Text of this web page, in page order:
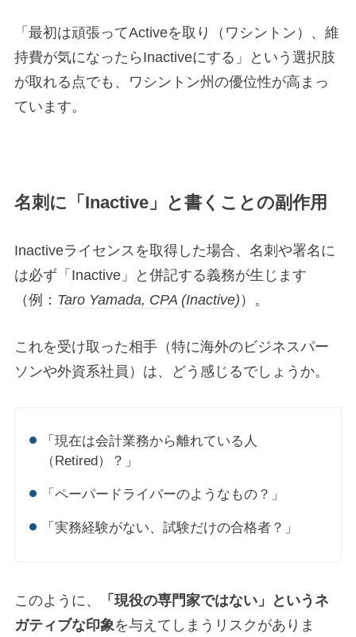
「最初は頑張ってActiveを取り（ワシントン）、維
持費が気になったらInactiveにする」という選択肢
が取れる点でも、ワシントン州の優位性が高まっ
ています。
名刺に「Inactive」と書くことの副作用
Inactiveライセンスを取得した場合、名刺や署名に
は必ず「Inactive」と併記する義務が生じます
（例： Taro Yamada, CPA (Inactive) ）。
これを受け取った相手（特に海外のビジネスパー
ソンや外資系社員）は、どう感じるでしょうか。
「現在は会計業務から離れている人
（Retired）？」
「ペーパードライバーのようなもの？」
「実務経験がない、試験だけの合格者？」
このように、
「現役の専門家ではない」というネ
ガティブな印象を与えてしまうリスクがありま